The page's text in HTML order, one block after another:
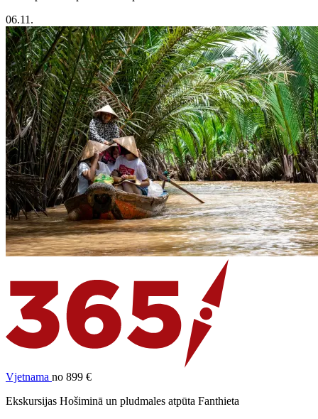
06.11.
Vjetnama no 899 €
Ekskursijas Hošiminā un pludmales atpūta Fanthieta